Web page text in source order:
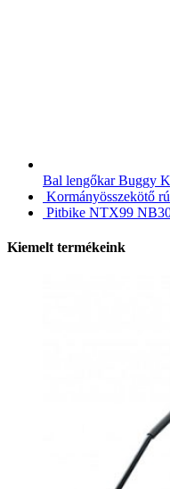
Bal lengőkar Buggy
Kormányösszekötő
Pitbike NTX99
Kiemelt termékeink